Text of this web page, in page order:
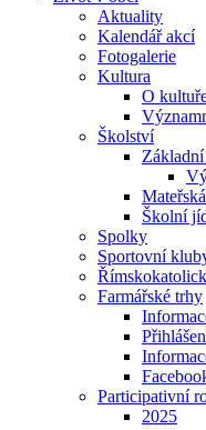
Aktuality
Kalendář akcí
Fotogalerie
Kultura
O
Školství
Školní
Spolky
Sportovní
Farmářské trhy
Participativní
2025